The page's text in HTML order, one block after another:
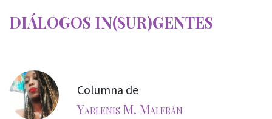
DIÁLOGOS IN(SUR)GENTES
Columna de
Yarlenis M. Malfrán